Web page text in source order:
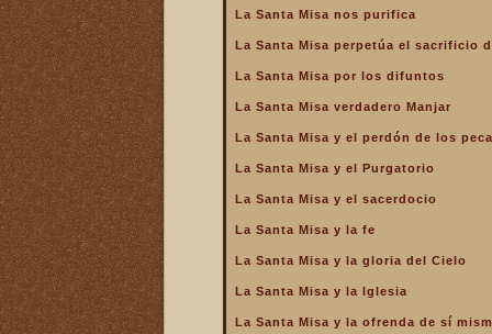
sagrado y lo más grande
La Santa Misa es medicina
La Santa Misa es unirse a
La Santa Misa escuela de
todos los bienes
La Santa Misa le da la
a cargar nuestra cruz
La Santa Misa nos purifica
La Santa Misa perpetúa el sacrificio
La Santa Misa por los difuntos
La Santa Misa verdadero Manjar
La Santa Misa y el perdón de los
La Santa Misa y el Purgatorio
La Santa Misa y el sacerdocio
La Santa Misa y la fe
La Santa Misa y la gloria del Cielo
La Santa Misa y la Iglesia
La Santa Misa y la ofrenda de sí